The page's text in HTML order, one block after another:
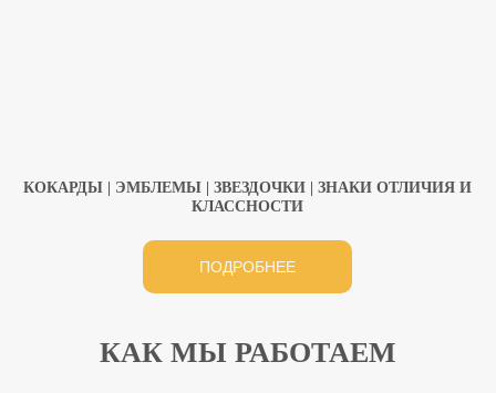
КОКАРДЫ | ЭМБЛЕМЫ | ЗВЕЗДОЧКИ | ЗНАКИ ОТЛИЧИЯ И
КЛАССНОСТИ
ПОДРОБНЕЕ
КАК МЫ РАБОТАЕМ